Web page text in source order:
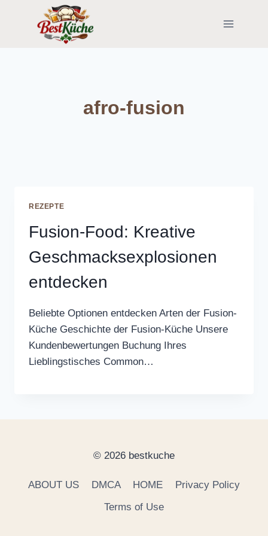
afro-fusion
REZEPTE
Fusion-Food: Kreative
Geschmacksexplosionen
entdecken
Beliebte Optionen entdecken Arten der Fusion-
Küche Geschichte der Fusion-Küche Unsere
Kundenbewertungen Buchung Ihres
Lieblingstisches Common…
© 2026 bestkuche
ABOUT US DMCA HOME
Privacy Policy
Terms of Use